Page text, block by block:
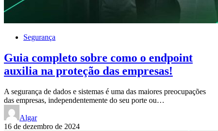
Segurança
Guia completo sobre como o endpoint
auxilia na proteção das empresas!
A segurança de dados e sistemas é uma das maiores preocupações
das empresas, independentemente do seu porte ou…
Algar
16 de dezembro de 2024